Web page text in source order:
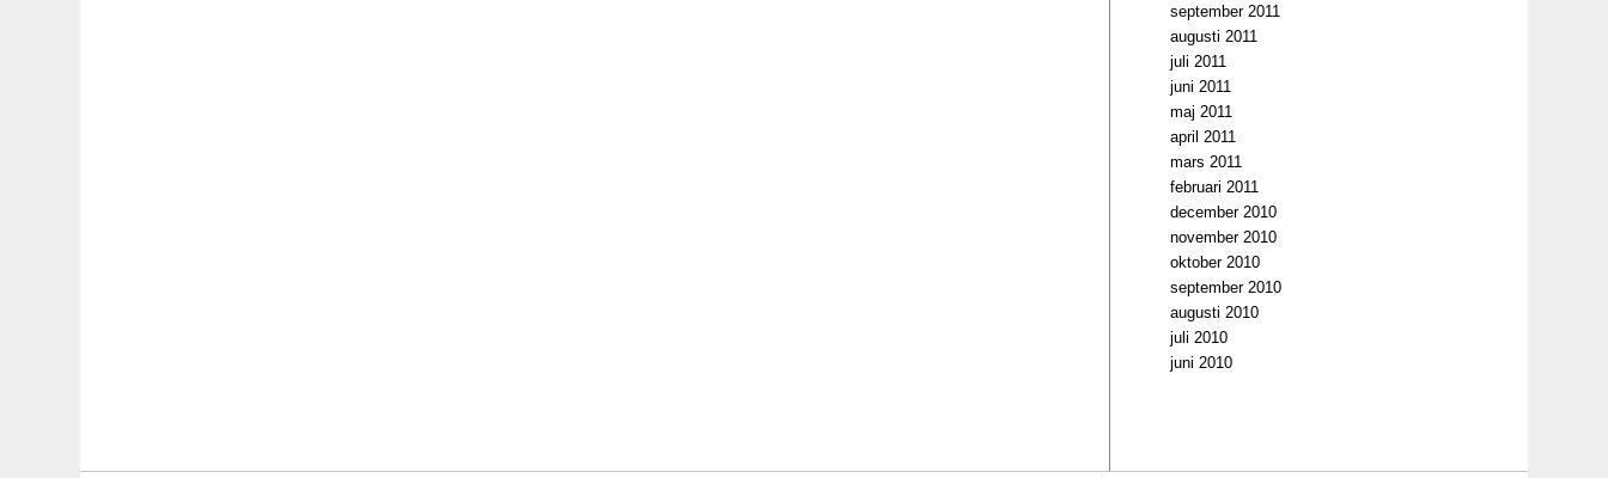
september 2011
augusti 2011
juli 2011
juni 2011
maj 2011
april 2011
mars 2011
februari 2011
december 2010
november 2010
oktober 2010
september 2010
augusti 2010
juli 2010
juni 2010